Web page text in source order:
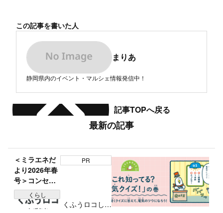
この記事を書いた人
まりあ
静岡県内のイベント・マルシェ情報発信中！
記事TOPへ戻る
最新の記事
＜ミラエネだ
より2026年春
号＞コンセン
トの穴の長さ
は？「これ知
くらし
PR
くふうロコしず